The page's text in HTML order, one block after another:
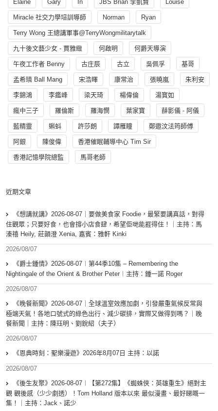
Elaine Gary In JBS Brian 李凱賢 Louise
Miracle 社交力學培訓導師 Norman Ryan
Terry Wong 王總講軍事@TerryWongmilitarytalk
九十後文藝少女 - 賈雅緻 何啟明 何爵天導演
午夜工作者 Benny 古庄辰 古立 吳佩孚 基哥
孟希璘 Ball Mang 宋浩暉 康常治 張曉嵐 朱利安
李錦鴻 李鑑峰 梁天琦 楊偉倫 湯寳如
瘋中三子 羅倫斯 羅海憫 葉家寶 薛影儀 - 阿儀
藍精靈 蝌蚪 許莎朗 譚雁瞳 鄭遨汶法筠師傅
阿銀 陳俊偉 香港催眠輔導中心 Tim Sir
香港記憶學院總監 馬哥老師
近期文章
《想講就講》2026-08-07｜要做美食家 Foodie，最緊要講真話，對得
住觀眾；只要好食，也會撐小店食肆，希望佢哋能捱得住！｜主持：馬
溱禧 Heily, 莊韻澄 Xenia, 嘉賓：雅軒 Kinki
2026/08/07
《爵士鍾情》2026-08-07︱第44季10集 – Remembering the
Nightingale of the Orient & Brother Peter︱主持：鍾一諾 Roger
2026/08/07
《晚餐新聞》2026-08-07｜全球溫室效應加劇，引發嚴重氣候反常與
極端天氣！各地口號式的綠色出行、減少碳排，實際又做得到嗎？｜晚
餐新聞｜主持：陳珏明、劉銳紹（夫子）
2026/08/07
《恩典時刻：聖樂漫遊》2026年8月07日 主持：以諾
2026/08/07
《後生友聚》2026-08-07︱【第272集】《蜘蛛俠：英雄重生》絕對主
觀 觀後感（少少劇透）！Tom Holland 版本以來 最似漫畫、最好睇嘅一
集！｜主持：Jack、諾少